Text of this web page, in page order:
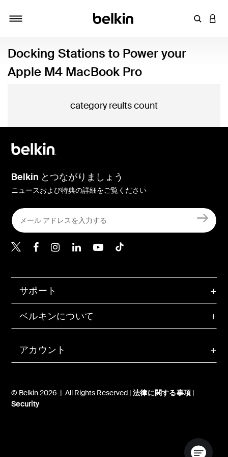
キーワアカ
Docking Stations to Power your
Apple M4 MacBook Pro
category reults count
アカウント
サポート
ベルキンについて
© Belkin 2026 | All Rights Reserved | 法律に関する事項 |
Security
Belkin とつながりましょう
ニュースおよび特典の詳細をご覧ください
Belkin Twitter
Belkin Facebook
Belkin Instagram
Belkin LinkedIn
Belkin Youtube
Belkin TikTok